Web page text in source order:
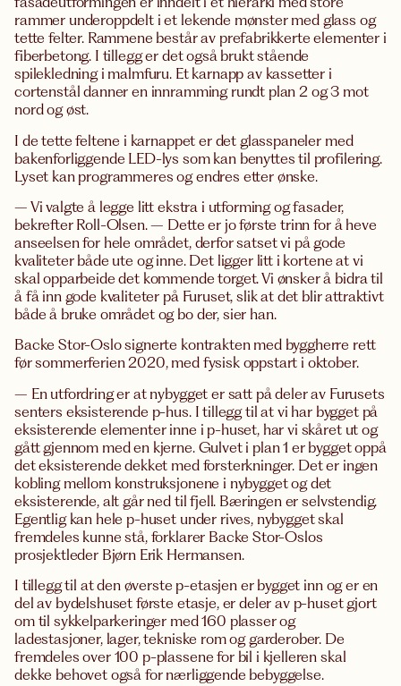
rammer underoppdelt i et lekende mønster med glass og
tette felter. Rammene består av prefabrikkerte elementer i
fiberbetong. I tillegg er det også brukt stående
spilekledning i malmfuru. Et karnapp av kassetter i
cortenstål danner en innramming rundt plan 2 og 3 mot
nord og øst.
I de tette feltene i karnappet er det glasspaneler med
bakenforliggende LED-lys som kan benyttes til profilering.
Lyset kan programmeres og endres etter ønske.
– Vi valgte å legge litt ekstra i utforming og fasader,
bekrefter Roll-Olsen. – Dette er jo første trinn for å heve
anseelsen for hele området, derfor satset vi på gode
kvaliteter både ute og inne. Det ligger litt i kortene at vi
skal opparbeide det kommende torget. Vi ønsker å bidra til
å få inn gode kvaliteter på Furuset, slik at det blir attraktivt
både å bruke området og bo der, sier han.
Backe Stor-Oslo signerte kontrakten med byggherre rett
før sommerferien 2020, med fysisk oppstart i oktober.
– En utfordring er at nybygget er satt på deler av Furusets
senters eksisterende p-hus. I tillegg til at vi har bygget på
eksisterende elementer inne i p-huset, har vi skåret ut og
gått gjennom med en kjerne. Gulvet i plan 1 er bygget oppå
det eksisterende dekket med forsterkninger. Det er ingen
kobling mellom konstruksjonene i nybygget og det
eksisterende, alt går ned til fjell. Bæringen er selvstendig.
Egentlig kan hele p-huset under rives, nybygget skal
fremdeles kunne stå, forklarer Backe Stor-Oslos
prosjektleder Bjørn Erik Hermansen.
I tillegg til at den øverste p-etasjen er bygget inn og er en
del av bydelshuset første etasje, er deler av p-huset gjort
om til sykkelparkeringer med 160 plasser og
ladestasjoner, lager, tekniske rom og garderober. De
fremdeles over 100 p-plassene for bil i kjelleren skal
dekke behovet også for nærliggende bebyggelse.